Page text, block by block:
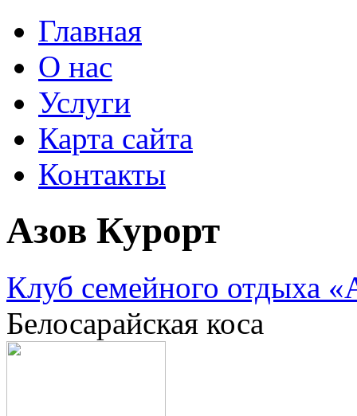
Главная
О нас
Услуги
Карта сайта
Контакты
Азов Курорт
Клуб семейного отдыха
Белосарайская коса